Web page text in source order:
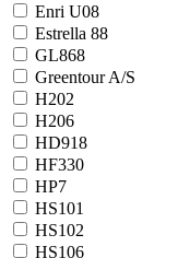
Enri U08
Estrella 88
GL868
Greentour A/S
H202
H206
HD918
HF330
HP7
HS101
HS102
HS106